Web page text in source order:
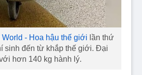
World - Hoa hậu thế giới lần thứ
sinh đến từ khắp thế giới. Đại
hơn 140 kg hành lý.